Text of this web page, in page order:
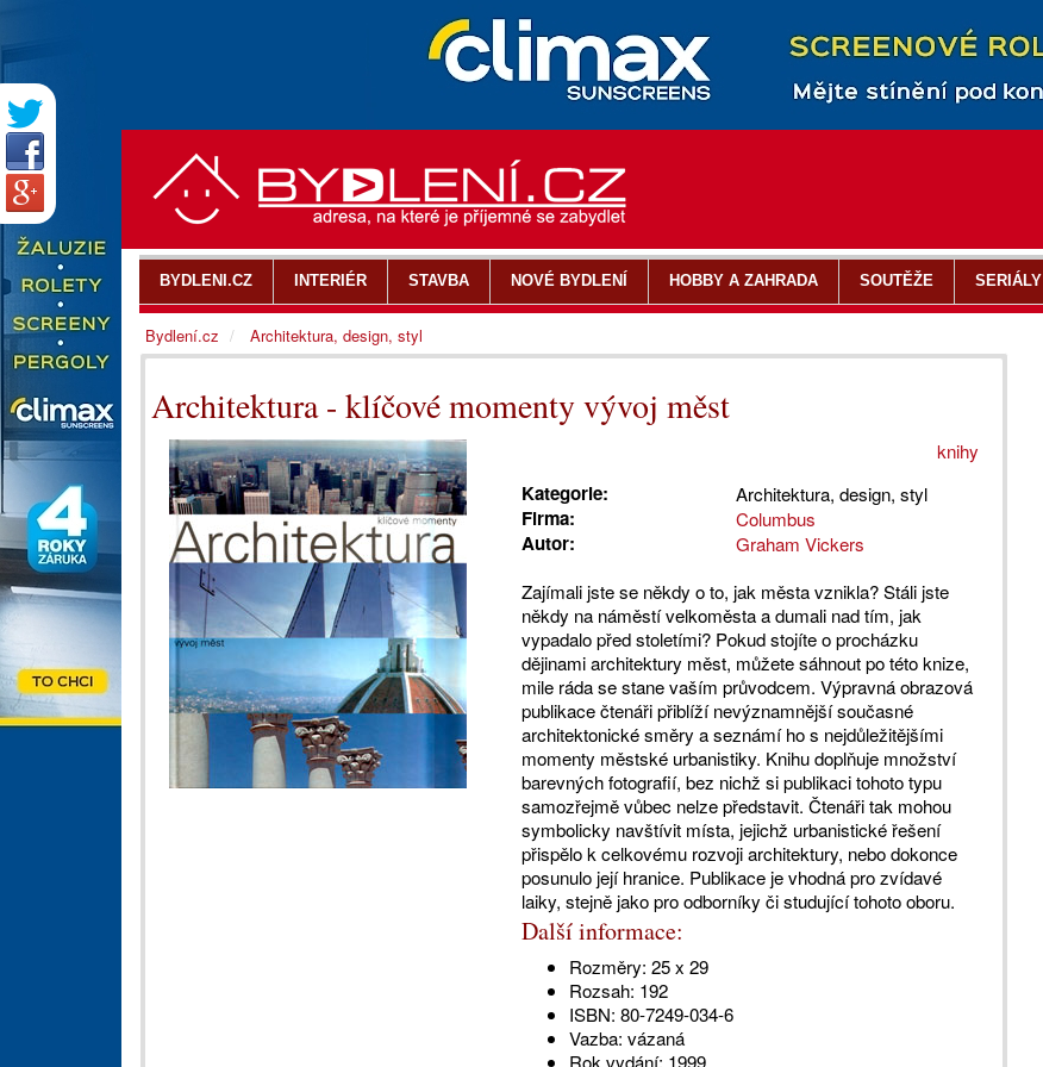
Architektura - klíčové momenty vývoj měst
knihy
Kategorie: Architektura, design, styl
Firma: Columbus
Autor:
Graham Vickers
Zajímali jste se někdy o to, jak města vznikla? Stáli jste
někdy na náměstí velkoměsta a dumali nad tím, jak
vypadalo před stoletími? Pokud stojíte o procházku
dějinami architektury měst, můžete sáhnout po této knize,
mile ráda se stane vaším průvodcem. Výpravná obrazová
publikace čtenáři přiblíží nevýznamnější současné
architektonické směry a seznámí ho s nejdůležitějšími
momenty městské urbanistiky. Knihu doplňuje množství
barevných fotografií, bez nichž si publikaci tohoto typu
samozřejmě vůbec nelze představit. Čtenáři tak mohou
symbolicky navštívit místa, jejichž urbanistické řešení
přispělo k celkovému rozvoji architektury, nebo dokonce
posunulo její hranice. Publikace je vhodná pro zvídavé
laiky, stejně jako pro odborníky či studující tohoto oboru.
Další informace:
Rozměry: 25 x 29
Rozsah: 192
ISBN: 80-7249-034-6
Vazba: vázaná
Rok vydání: 1999
BYDLENI.CZ INTERIÉR STAVBA NOVÉ BYDLENÍ HOBBY A ZAHRADA SOUTĚŽE SERIÁLY
Bydlení.cz Architektura, design, styl